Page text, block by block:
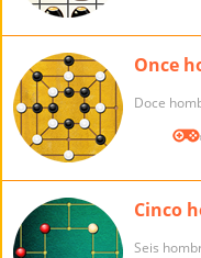
Once
Doce
Cinco
Seis